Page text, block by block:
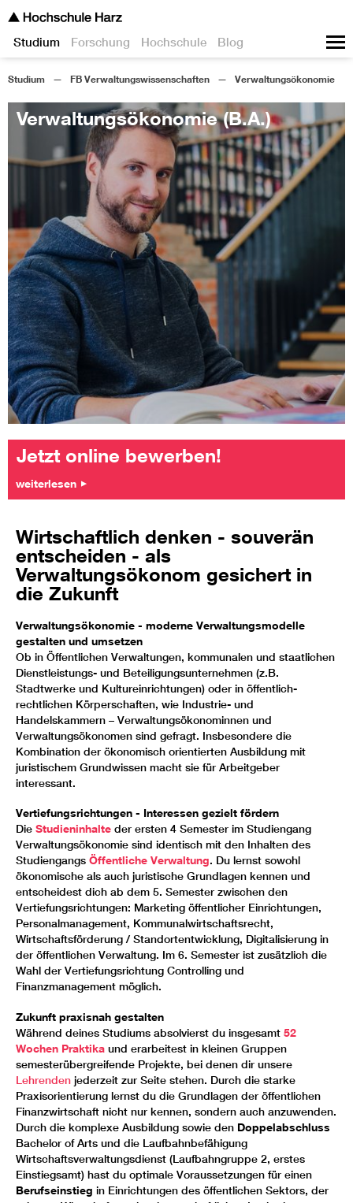
Studium Forschung Hochschule Blog
Studium FB Verwaltungswissenschaften Verwaltungsökonomie
Verwaltungsökonomie (B.A.)
Jetzt online bewerben!
weiterlesen
Wirtschaftlich denken - souverän
entscheiden - als
Verwaltungsökonom gesichert in
die Zukunft
Verwaltungsökonomie - moderne Verwaltungsmodelle
gestalten und umsetzen
Ob in Öffentlichen Verwaltungen, kommunalen und staatlichen
Dienstleistungs- und Beteiligungsunternehmen (z.B.
Stadtwerke und Kultureinrichtungen) oder in öffentlich-
rechtlichen Körperschaften, wie Industrie- und
Handelskammern – Verwaltungsökonominnen und
Verwaltungsökonomen sind gefragt. Insbesondere die
Kombination der ökonomisch orientierten Ausbildung mit
juristischem Grundwissen macht sie für Arbeitgeber
interessant.
Vertiefungsrichtungen - Interessen gezielt fördern
Die Studieninhalte der ersten 4 Semester im Studiengang
Verwaltungsökonomie sind identisch mit den Inhalten des
Studiengangs Öffentliche Verwaltung. Du lernst sowohl
ökonomische als auch juristische Grundlagen kennen und
entscheidest dich ab dem 5. Semester zwischen den
Vertiefungsrichtungen: Marketing öffentlicher Einrichtungen,
Personalmanagement, Kommunalwirtschaftsrecht,
Wirtschaftsförderung / Standortentwicklung, Digitalisierung in
der öffentlichen Verwaltung. Im 6. Semester ist zusätzlich die
Wahl der Vertiefungsrichtung Controlling und
Finanzmanagement möglich.
Zukunft praxisnah gestalten
Während deines Studiums absolvierst du insgesamt 52
Wochen Praktika und erarbeitest in kleinen Gruppen
semesterübergreifende Projekte, bei denen dir unsere
Lehrenden jederzeit zur Seite stehen. Durch die starke
Praxisorientierung lernst du die Grundlagen der öffentlichen
Finanzwirtschaft nicht nur kennen, sondern auch anzuwenden.
Durch die komplexe Ausbildung sowie den Doppelabschluss
Bachelor of Arts und die Laufbahnbefähigung
Wirtschaftsverwaltungsdienst (Laufbahngruppe 2, erstes
Einstiegsamt) hast du optimale Voraussetzungen für einen
Berufseinstieg in Einrichtungen des öffentlichen Sektors, der